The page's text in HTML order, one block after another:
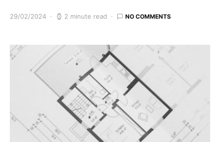
29/02/2024 2 minute read NO COMMENTS